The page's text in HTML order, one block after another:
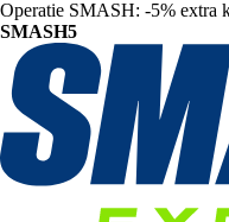
Operatie SMASH: -5% extra
SMASH5